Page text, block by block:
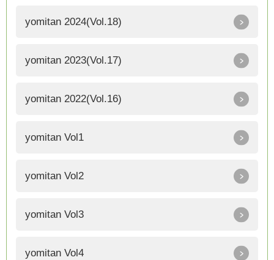
yomitan 2024(Vol.18)
yomitan 2023(Vol.17)
yomitan 2022(Vol.16)
yomitan Vol1
yomitan Vol2
yomitan Vol3
yomitan Vol4